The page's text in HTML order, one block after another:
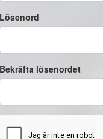
Lösenord
Bekräfta lösenordet